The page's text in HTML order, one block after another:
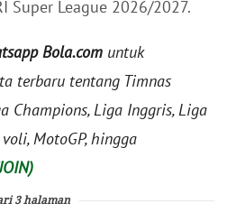
Super League 2026/2027.
Bola.com untuk
terbaru tentang Timnas
Champions, Liga Inggris, Liga
MotoGP, hingga
3 halaman